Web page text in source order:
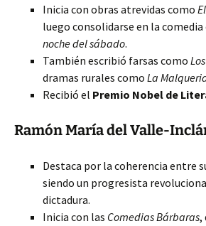
Inicia con obras atrevidas como
luego consolidarse en la comedia
noche del sábado.
También escribió farsas como
dramas rurales como La
Recibió el Premio Nobel de
Ramón María del Valle-
Destaca por la coherencia entre
siendo un progresista
dictadura.
Inicia con las Comedias Bárbaras,